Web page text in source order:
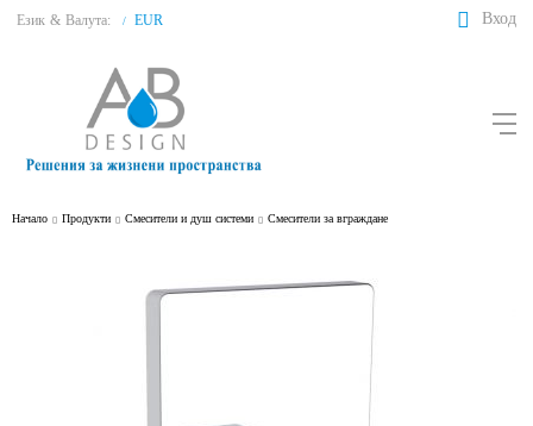
Език & Валута: / EUR Вход
Начало Продукти Смесители и душ системи Смесители за вграждане